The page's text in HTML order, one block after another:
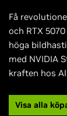
Få
och RTX
höga
med NVIDIA
kraften hos
Visa alla